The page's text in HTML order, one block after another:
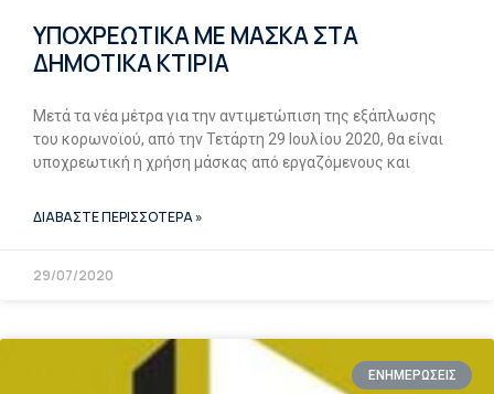
ΥΠΟΧΡΕΩΤΙΚΑ ΜΕ ΜΑΣΚΑ ΣΤΑ
ΔΗΜΟΤΙΚΑ ΚΤΙΡΙΑ
Μετά τα νέα μέτρα για την αντιμετώπιση της εξάπλωσης
του κορωνοϊού, από την Τετάρτη 29 Ιουλίου 2020, θα είναι
υποχρεωτική η χρήση μάσκας από εργαζόμενους και
ΔΙΑΒΑΣΤΕ ΠΕΡΙΣΣΟΤΕΡΑ »
29/07/2020
ΕΝΗΜΕΡΩΣΕΙΣ